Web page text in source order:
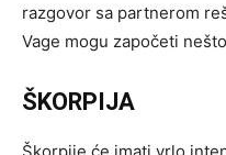
razgovor sa partnerom
Vage mogu započeti
ŠKORPIJA
Škorpije će imati vrlo